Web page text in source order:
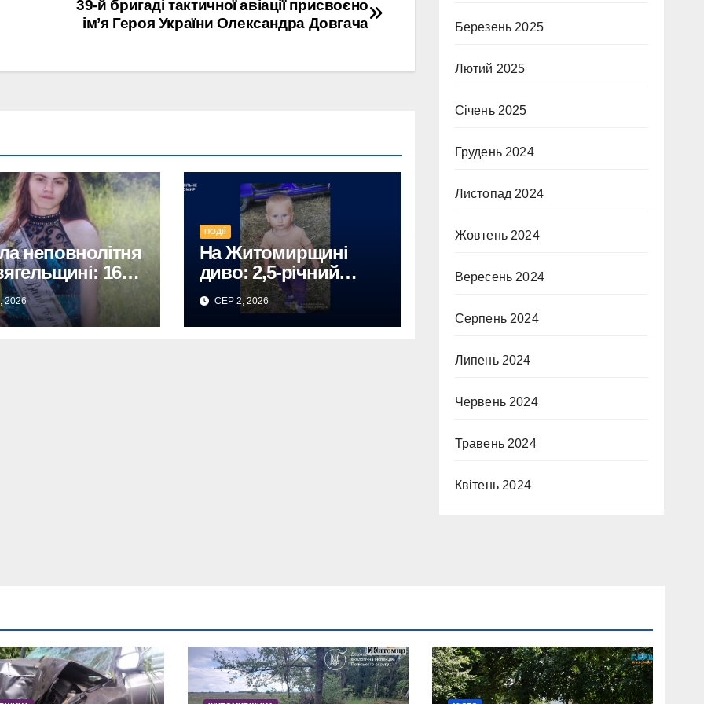
39-й бригаді тактичної авіації присвоєно
ім’я Героя України Олександра Довгача
неповнолітня
16-
дівчина з
не
2026
ПОДІЇ
На Житомирщині
диво: 2,5-річний
хлопчик, зниклий
біля річки, знайдений
живим!
СЕР 2, 2026
Березень 2025
Лютий 2025
Січень 2025
Грудень 2024
Листопад 2024
Жовтень 2024
Вересень 2024
Серпень 2024
Липень 2024
Червень 2024
Травень 2024
Квітень 2024